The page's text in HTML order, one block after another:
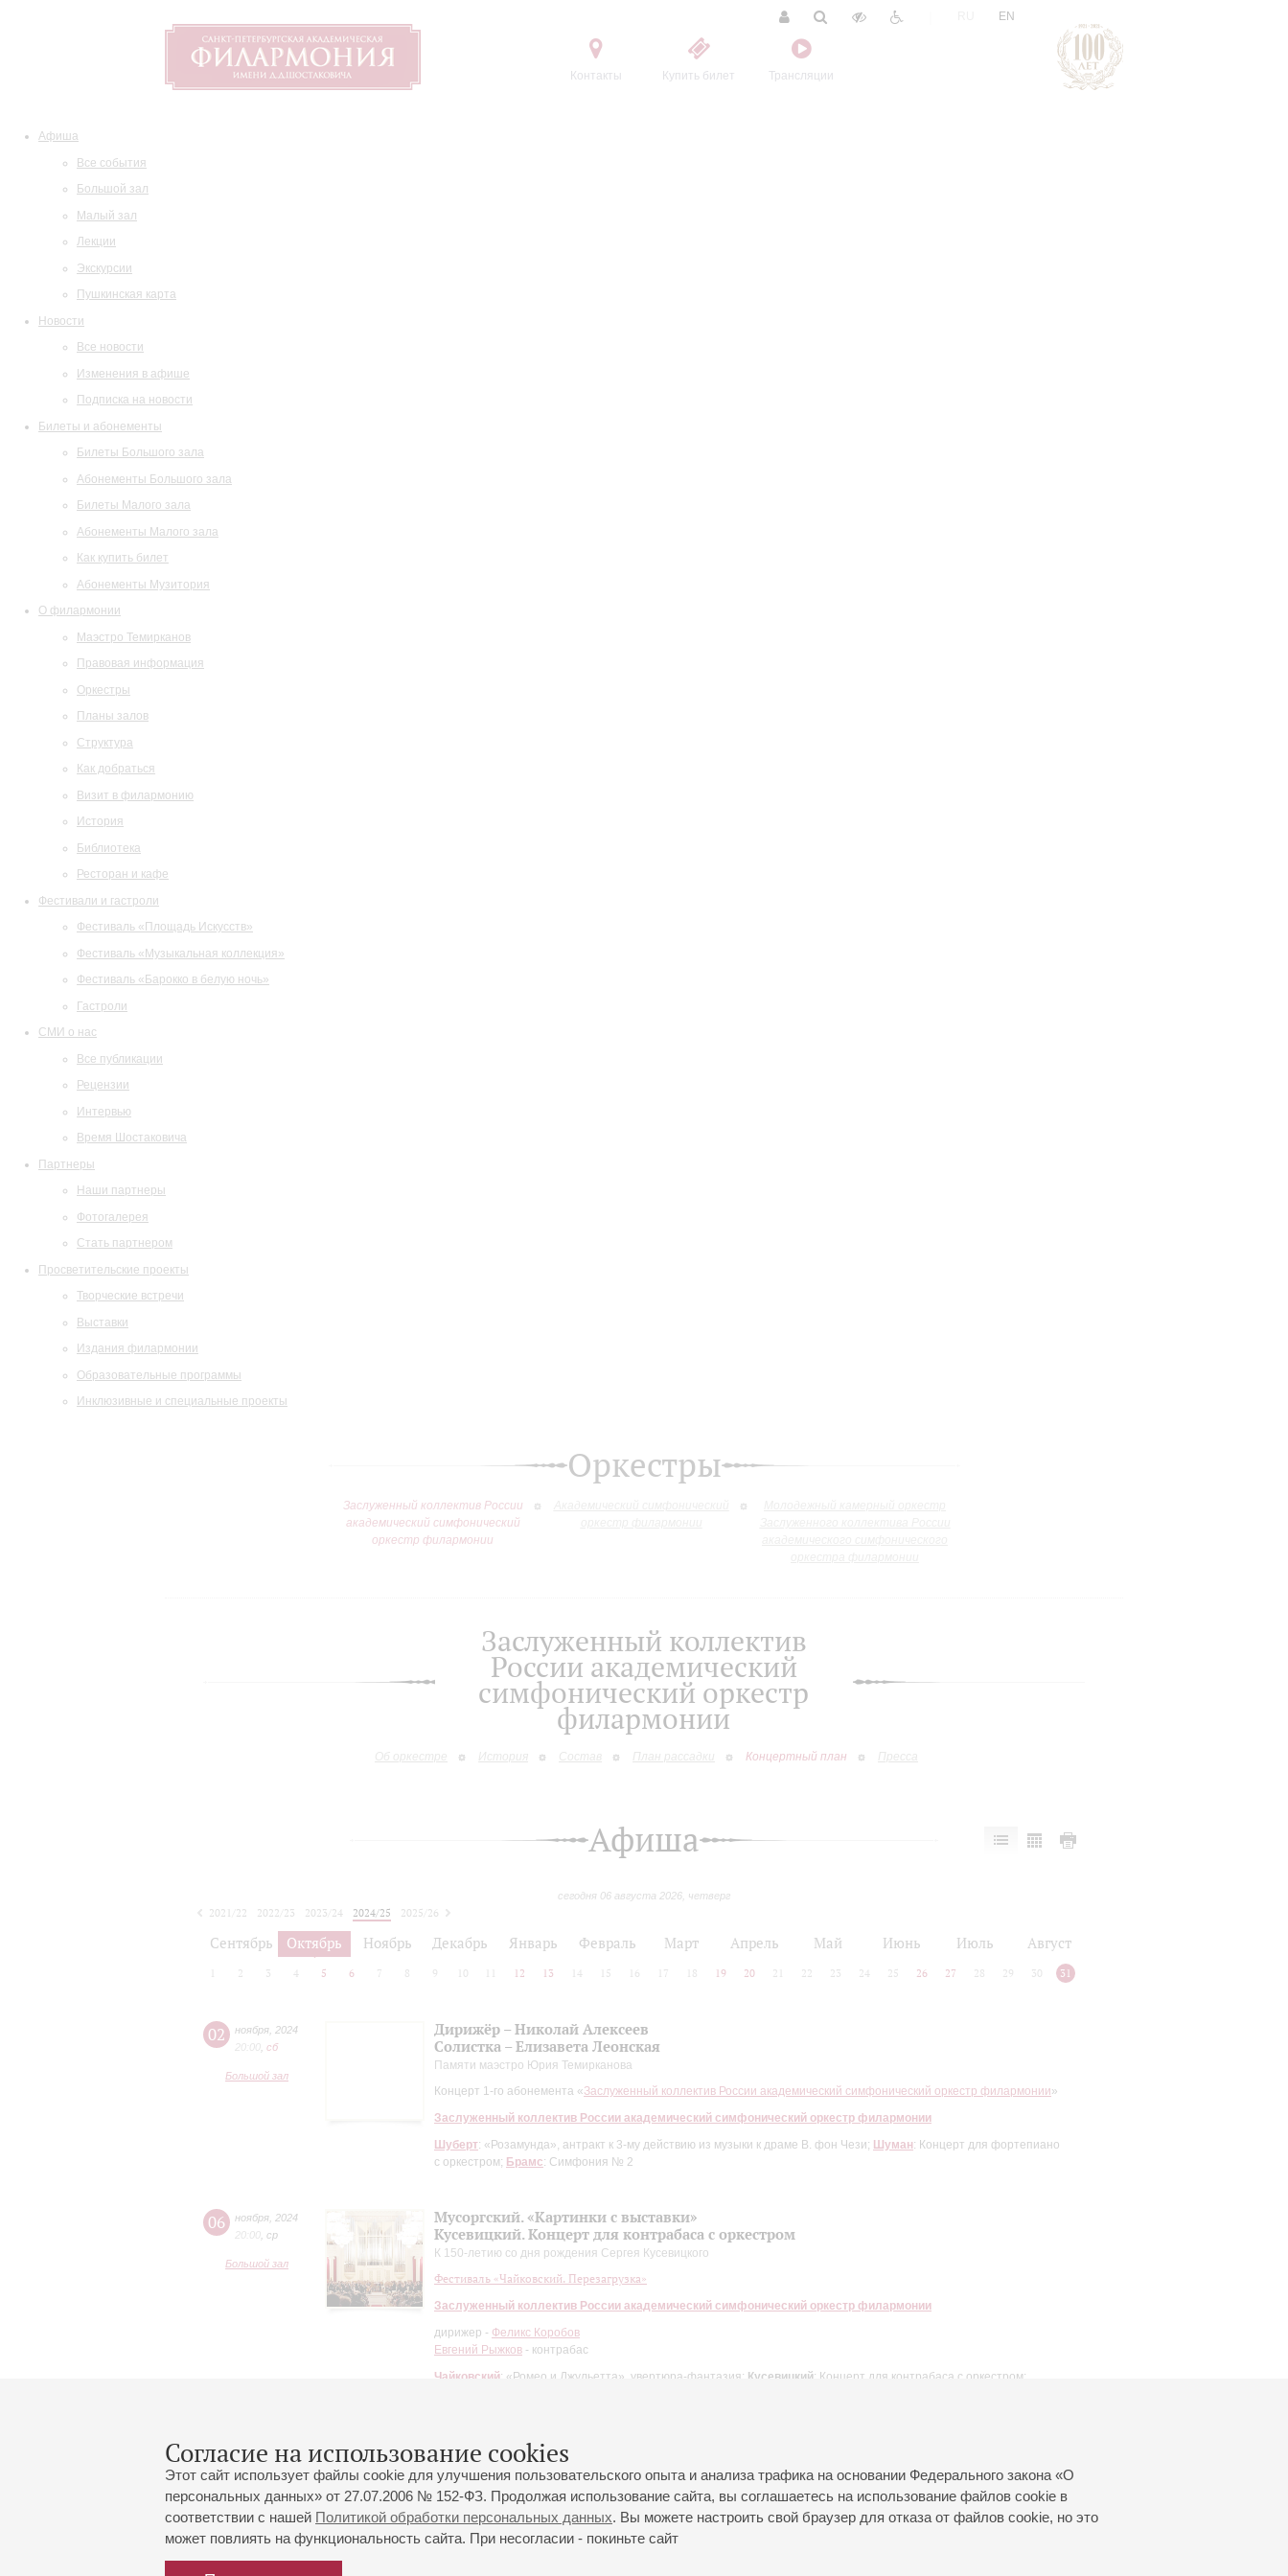
Контакты Купить билет Трансляции
EN
Афиша
Все события
Большой зал
Малый зал
Лекции
Экскурсии
Пушкинская карта
Новости
Все новости
Изменения в афише
Подписка на новости
Билеты и абонементы
Билеты Большого зала
Абонементы Большого зала
Билеты Малого зала
Абонементы Малого зала
Как купить билет
Абонементы Музитория
О филармонии
Маэстро Темирканов
Правовая информация
Оркестры
Планы залов
Структура
Как добраться
Визит в филармонию
История
Библиотека
Ресторан и кафе
Фестивали и гастроли
Фестиваль «Площадь Искусств»
Фестиваль «Музыкальная коллекция»
Фестиваль «Барокко в белую ночь»
Гастроли
СМИ о нас
Все публикации
Рецензии
Интервью
Время Шостаковича
Партнеры
Наши партнеры
Фотогалерея
Стать партнером
Просветительские проекты
Творческие встречи
Выставки
Издания филармонии
Образовательные программы
Инклюзивные и специальные проекты
Согласие на использование cookies
Этот сайт использует файлы cookie для улучшения пользовательского опыта и анализа трафика на основании Федерального закона «О
персональных данных» от 27.07.2006 № 152-ФЗ. Продолжая использование сайта, вы соглашаетесь на использование файлов cookie в
соответствии с нашей Политикой обработки персональных данных. Вы можете настроить свой браузер для отказа от файлов cookie, но это
может повлиять на функциональность сайта. При несогласии - покиньте сайт
Оркестры
Заслуженный коллектив России
академический симфонический
оркестр филармонии
Заслуженный коллектив
России академический
симфонический оркестр
филармонии
Об оркестре История Состав План рассадки Концертный план Пресса
Афиша
сегодня 06 августа 2026, четверг
2021/22 2022/23 2023/24 2024/25
2025/26
Сентябрь Октябрь Ноябрь Декабрь Январь Февраль Март Апрель Май Июнь Июль Август
2 3 4 5 6 7 8 9 10 12 13 14 15 16 17 18 19 20 21 22 23 24 25 26 27 28 29 30 31
02 ноября 2024
20:00 сб
Большой зал
Дирижёр – Николай Алексеев
Солистка – Елизавета Леонская
Памяти маэстро Юрия Темирканова
Концерт 1-го абонемента «Заслуженный коллектив России академический симфонический оркестр филармонии»
Заслуженный коллектив России академический симфонический оркестр филармонии
Шуберт: «Розамунда», антракт к 3-му действию из музыки к драме В. фон Чези; Шуман: Концерт для фортепиано
с оркестром; Брамс: Симфония № 2
06 ноября 2024
20:00 ср
Большой зал
Мусоргский. «Картинки с выставки»
Кусевицкий. Концерт для контрабаса с оркестром
К 150-летию со дня рождения Сергея Кусевицкого
Фестиваль «Чайковский. Перезагрузка»
Заслуженный коллектив России академический симфонический оркестр филармонии
дирижер - Феликс Коробов
Евгений Рыжков - контрабас
Чайковский: «Ромео и Джульетта», увертюра-фантазия; Кусевицкий: Концерт для контрабаса с оркестром;
Большой зал:
191186, Санкт-Петербург, Михайловская ул., 2